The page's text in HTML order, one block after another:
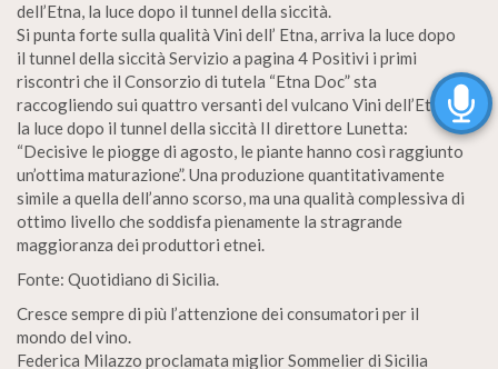
dell’Etna, la luce dopo il tunnel della siccità.
Si punta forte sulla qualità Vini dell’ Etna, arriva la luce dopo
il tunnel della siccità Servizio a pagina 4 Positivi i primi
riscontri che il Consorzio di tutela “Etna Doc” sta
raccogliendo sui quattro versanti del vulcano Vini dell’Etna,
la luce dopo il tunnel della siccità II direttore Lunetta:
“Decisive le piogge di agosto, le piante hanno così raggiunto
un’ottima maturazione”. Una produzione quantitativamente
simile a quella dell’anno scorso, ma una qualità complessiva di
ottimo livello che soddisfa pienamente la stragrande
maggioranza dei produttori etnei.
Fonte: Quotidiano di Sicilia.
Cresce sempre di più l’attenzione dei consumatori per il
mondo del vino.
Federica Milazzo proclamata miglior Sommelier di Sicilia